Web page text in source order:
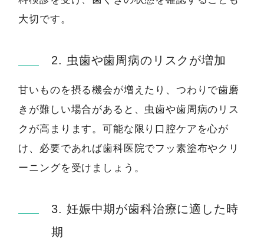
大切です。
2. 虫歯や歯周病のリスクが増加
甘いものを摂る機会が増えたり、つわりで歯磨
きが難しい場合があると、虫歯や歯周病のリス
クが高まります。可能な限り口腔ケアを心が
け、必要であれば歯科医院でフッ素塗布やクリ
ーニングを受けましょう。
3. 妊娠中期が歯科治療に適した時
期